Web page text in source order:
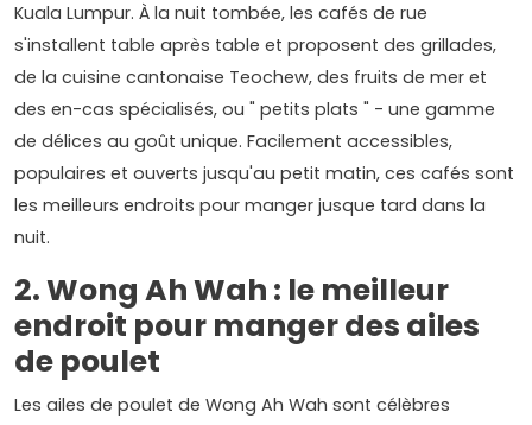
Kuala Lumpur. À la nuit tombée, les cafés de rue
s'installent table après table et proposent des grillades,
de la cuisine cantonaise Teochew, des fruits de mer et
des en-cas spécialisés, ou " petits plats " - une gamme
de délices au goût unique. Facilement accessibles,
populaires et ouverts jusqu'au petit matin, ces cafés sont
les meilleurs endroits pour manger jusque tard dans la
nuit.
2. Wong Ah Wah : le meilleur
endroit pour manger des ailes
de poulet
Les ailes de poulet de Wong Ah Wah sont célèbres